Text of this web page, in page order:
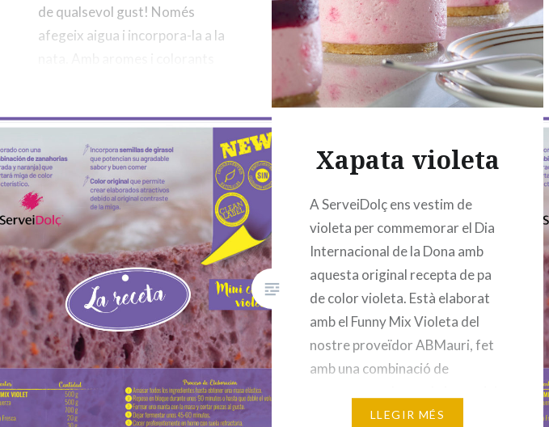
de qualsevol gust! Només
afegeix aigua i incorpora-la a la
Xapata violeta
A ServeiDolç ens vestim de
violeta per commemorar el Dia
Internacional de la Dona amb
aquesta original recepta de pa
de color violeta. Està elaborat
amb el Funny Mix Violeta del
nostre proveïdor ABMauri, fet
amb una combinació de
que aporta a la molla aquest
LLEGIR MÉS